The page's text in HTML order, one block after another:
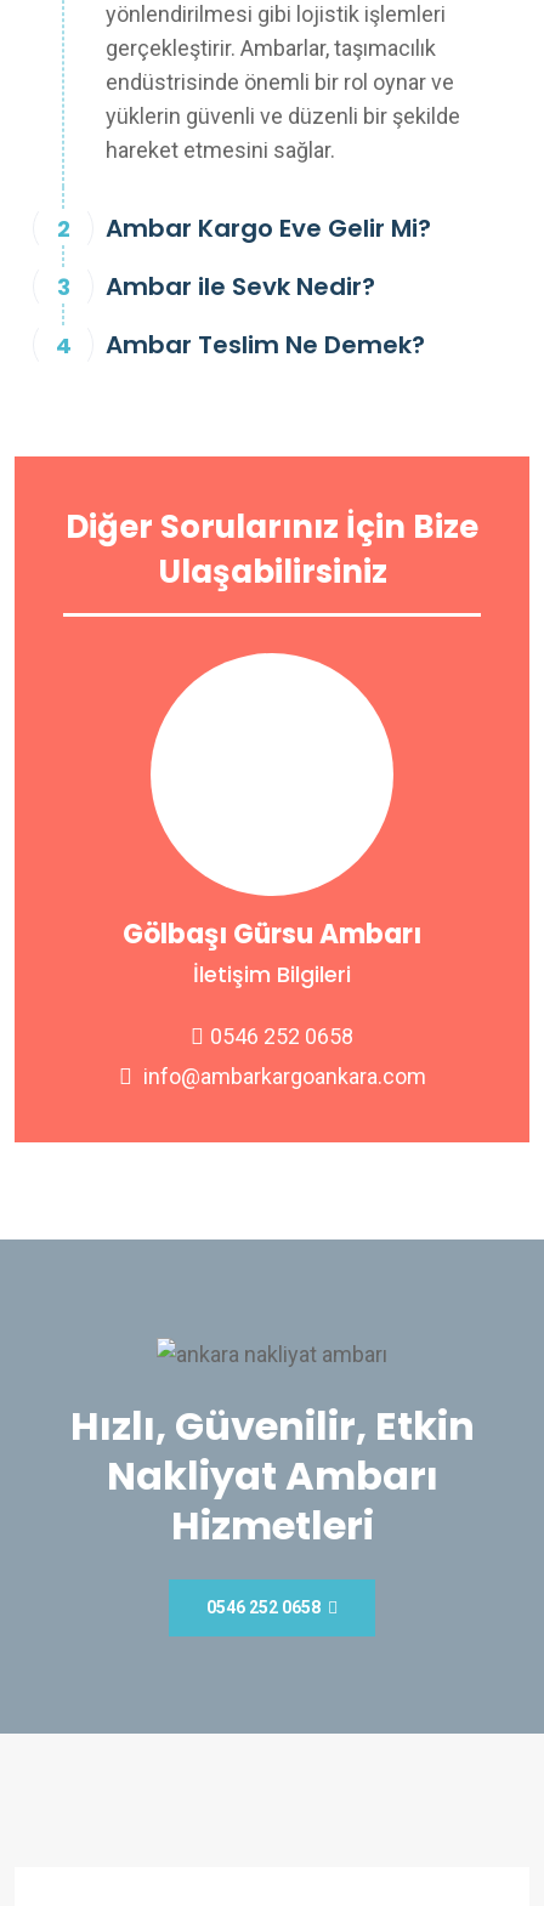
yönlendirilmesi gibi lojistik işlemleri
gerçekleştirir. Ambarlar, taşımacılık
endüstrisinde önemli bir rol oynar ve
yüklerin güvenli ve düzenli bir şekilde
hareket etmesini sağlar.
Ambar Kargo Eve Gelir Mi?
Ambar ile Sevk Nedir?
Ambar Teslim Ne Demek?
Diğer Sorularınız İçin Bize
Ulaşabilirsiniz
Gölbaşı Gürsu Ambarı
İletişim Bilgileri
0546 252 0658
info@ambarkargoankara.com
Hızlı, Güvenilir, Etkin
Nakliyat Ambarı
Hizmetleri
0546 252 0658